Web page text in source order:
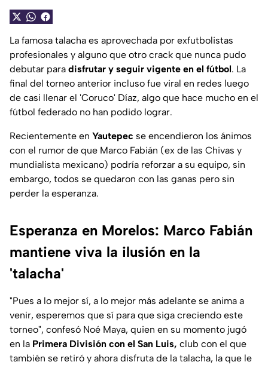
La famosa talacha es aprovechada por exfutbolistas
profesionales y alguno que otro crack que nunca pudo
debutar para disfrutar y seguir vigente en el fútbol. La
final del torneo anterior incluso fue viral en redes luego
de casi llenar el 'Coruco' Díaz, algo que hace mucho en el
fútbol federado no han podido lograr.
Recientemente en Yautepec se encendieron los ánimos
con el rumor de que Marco Fabián (ex de las Chivas y
mundialista mexicano) podría reforzar a su equipo, sin
embargo, todos se quedaron con las ganas pero sin
perder la esperanza.
Esperanza en Morelos: Marco Fabián
mantiene viva la ilusión en la
'talacha'
"Pues a lo mejor sí, a lo mejor más adelante se anima a
venir, esperemos que sí para que siga creciendo este
torneo", confesó Noé Maya, quien en su momento jugó
en la Primera División con el San Luis, club con el que
también se retiró y ahora disfruta de la talacha, la que le